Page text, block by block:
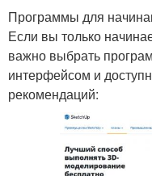
Программы для
Если вы только
важно выбрать
интерфейсом и
рекомендаций: